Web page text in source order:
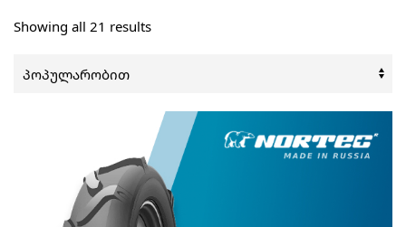
Showing all 21 resultsSorted